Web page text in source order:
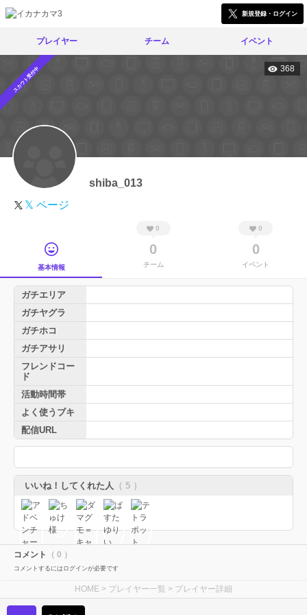
新規登録・ログイン
プレイヤー チーム イベント
スカウト受付中 368
shiba_013
𝕏 ページ
基本情報
0
0
チーム
0
0
イベント
ガチエリア
ガチヤグラ
ガチホコ
ガチアサリ
フレンドコー
ド
活動時間帯
よく使うブキ
配信URL
いいね！してくれた人 （ 5 ）
コメント （ 0 ）
コメントするにはログインが必要です
HOME > プレイヤー一覧 > プレイヤー詳細